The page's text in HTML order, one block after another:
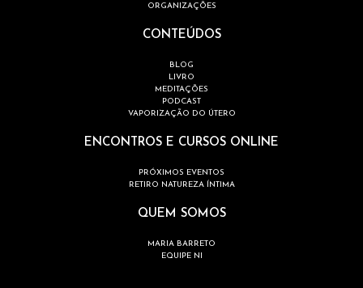
ORGANIZAÇÕES
CONTEÚDOS
BLOG
LIVRO
MEDITAÇÕES
PODCAST
VAPORIZAÇÃO DO ÚTERO
ENCONTROS E CURSOS ONLINE
PRÓXIMOS EVENTOS
RETIRO NATUREZA ÍNTIMA
QUEM SOMOS
MARIA BARRETO
EQUIPE NI